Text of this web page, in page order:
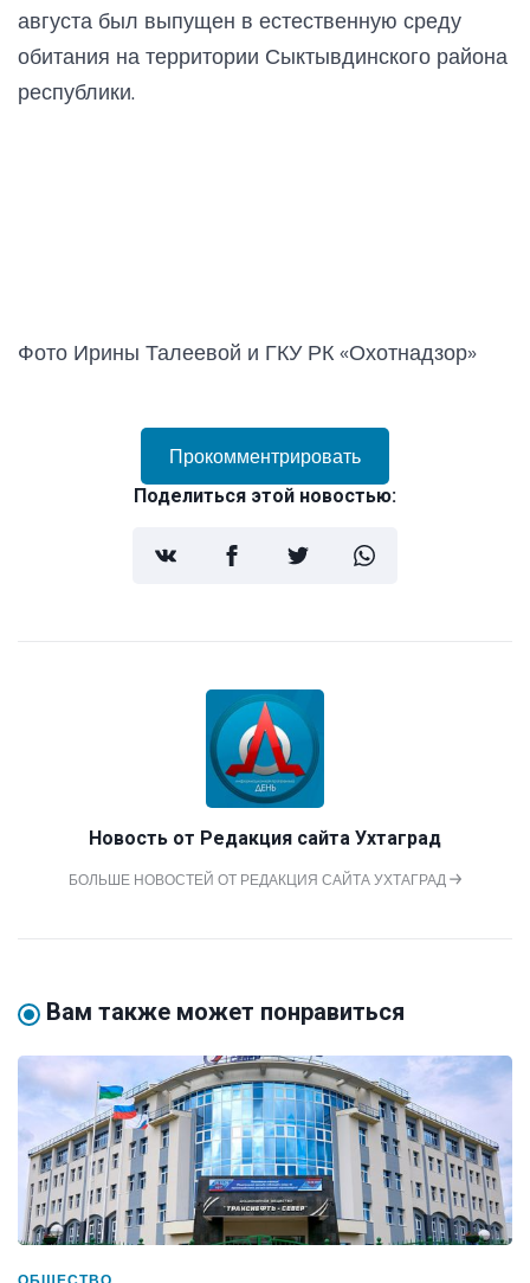
августа был выпущен в естественную среду
обитания на территории Сыктывдинского района
республики.
Фото Ирины Талеевой и ГКУ РК «Охотнадзор»
Прокомментрировать
Поделиться этой новостью:
Новость от Редакция сайта Ухтаград
БОЛЬШЕ НОВОСТЕЙ ОТ РЕДАКЦИЯ САЙТА УХТАГРАД
Вам также может понравиться